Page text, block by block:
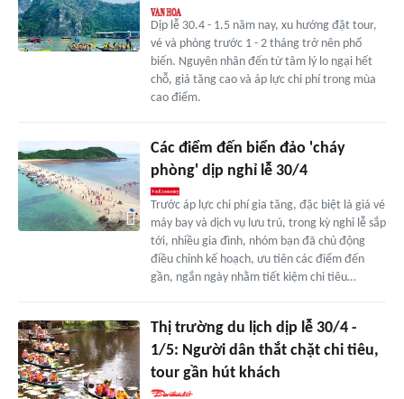
Dịp lễ 30.4 - 1.5 năm nay, xu hướng đặt tour,
vé và phòng trước 1 - 2 tháng trở nên phổ
biến. Nguyên nhân đến từ tâm lý lo ngại hết
chỗ, giá tăng cao và áp lực chi phí trong mùa
cao điểm.
Các điểm đến biển đảo 'cháy
phòng' dịp nghỉ lễ 30/4
Trước áp lực chi phí gia tăng, đặc biệt là giá vé
máy bay và dịch vụ lưu trú, trong kỳ nghỉ lễ sắp
tới, nhiều gia đình, nhóm bạn đã chủ động
điều chỉnh kế hoạch, ưu tiên các điểm đến
gần, ngắn ngày nhằm tiết kiệm chi tiêu…
Thị trường du lịch dịp lễ 30/4 -
1/5: Người dân thắt chặt chi tiêu,
tour gần hút khách